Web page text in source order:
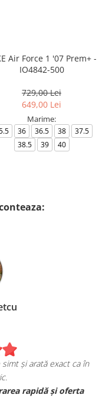
Air Force 1 '07 Prem+ -
IO4842-500
729,00 Lei
649,00 Lei
Marime:
36 36.5 38
37.5
38.5
39 40
și arată exact ca în
rapidă și oferta